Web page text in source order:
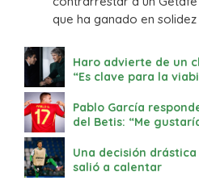
que ha ganado en
Haro advierte de un
“Es clave para la
Pablo García
del Betis: “Me
Una decisión
salió a calentar